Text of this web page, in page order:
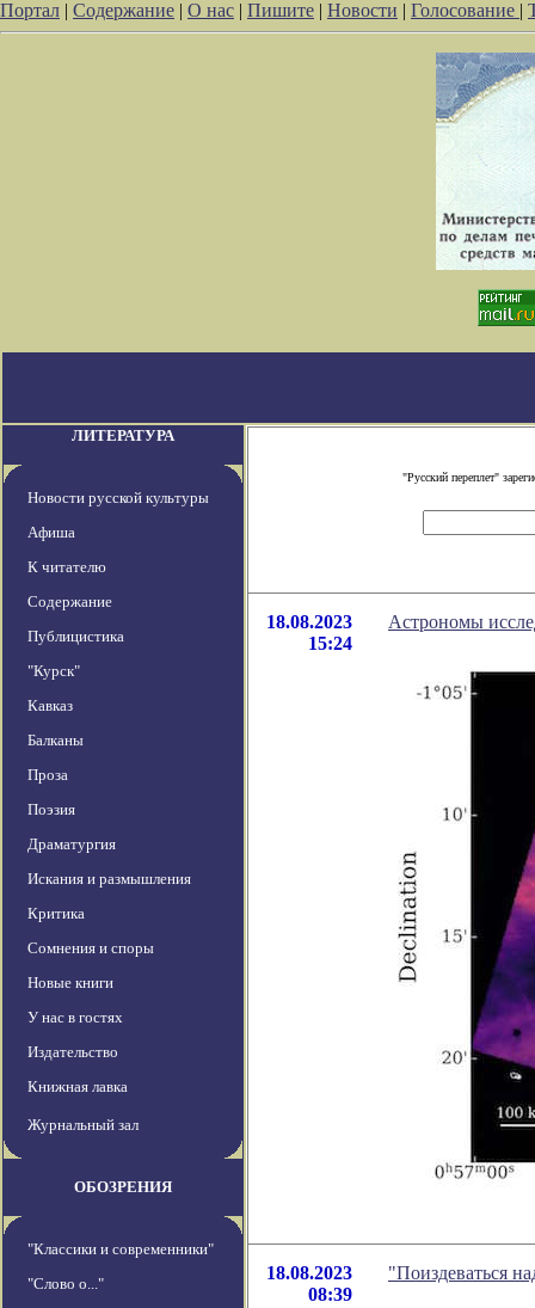
Портал | Содержание | О нас | Пишите | Новости | Голосование |
ЛИТЕРАТУРА
Новости русской культуры
Афиша
К читателю
Содержание
Публицистика
"Курск"
Кавказ
Балканы
Проза
Поэзия
Драматургия
Искания и размышления
Критика
Сомнения и споры
Новые книги
У нас в гостях
Издательство
Книжная лавка
Журнальный зал
ОБОЗРЕНИЯ
"Классики и современники"
"Слово о..."
"Русский переплет"
18.08.2023
15:24
Астрономы
18.08.2023
08:39
"Поиздеваться